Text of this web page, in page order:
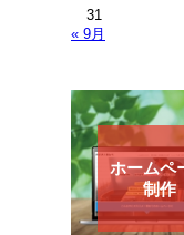
31
« 9月
ホームペ
制作